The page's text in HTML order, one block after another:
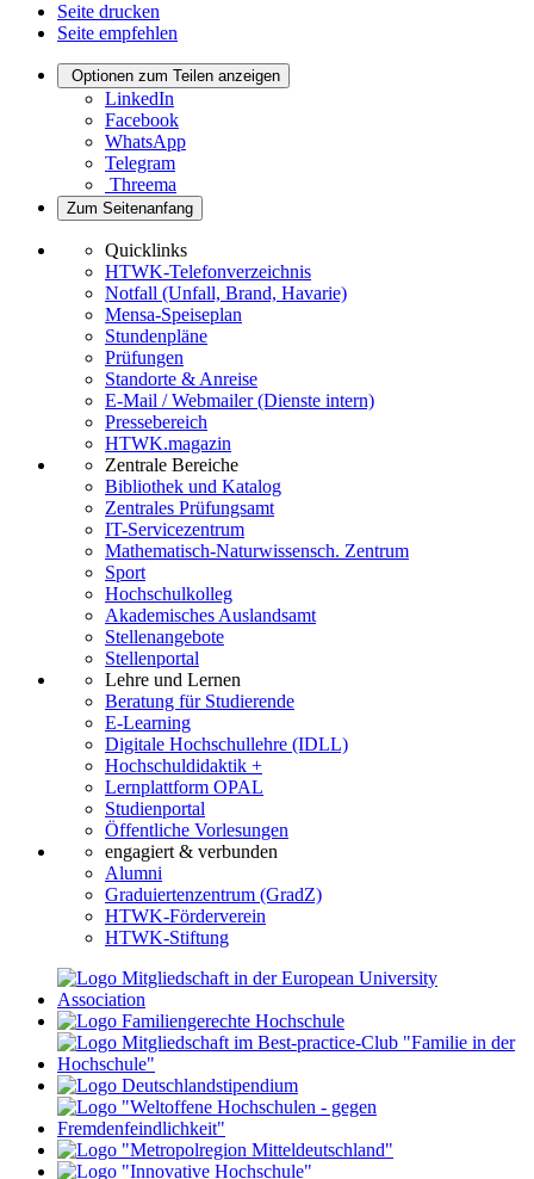
Seite drucken
Seite empfehlen
Optionen zum Teilen anzeigen
LinkedIn
Facebook
WhatsApp
Telegram
Threema
Zum Seitenanfang
Quicklinks
HTWK-Telefonverzeichnis
Notfall (Unfall, Brand, Havarie)
Mensa-Speiseplan
Stundenpläne
Prüfungen
Standorte & Anreise
E-Mail / Webmailer (Dienste intern)
Pressebereich
HTWK.magazin
Zentrale Bereiche
Bibliothek und Katalog
Zentrales Prüfungsamt
IT-Servicezentrum
Mathematisch-Naturwissensch. Zentrum
Sport
Hochschulkolleg
Akademisches Auslandsamt
Stellenangebote
Stellenportal
Lehre und Lernen
Beratung für Studierende
E-Learning
Digitale Hochschullehre (IDLL)
Hochschuldidaktik +
Lernplattform OPAL
Studienportal
Öffentliche Vorlesungen
engagiert & verbunden
Alumni
Graduiertenzentrum (GradZ)
HTWK-Förderverein
HTWK-Stiftung